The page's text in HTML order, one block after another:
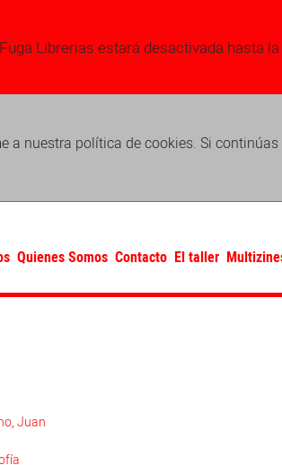
Librerias estará desactivada hasta
a nuestra política de cookies. Si
Quienes Somos Contacto El taller
Juan